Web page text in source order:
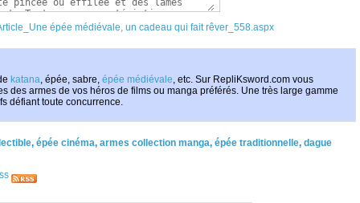
épée médiévale, un cadeau qui fait rêver_558.aspx
katana, épée, sabre, épée médiévale, etc. Sur RepliKsword.com vous
des armes de vos héros de films ou manga préférés. Une très large gamme
défiant toute concurrence.
, épée cinéma, armes collection manga, épée traditionnelle, dague